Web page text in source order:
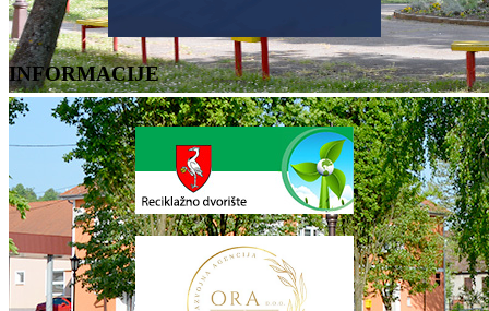
INFORMACIJE